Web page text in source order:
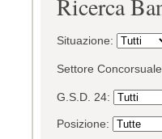
Ricerca
Situazione:
Settore
G.S.D. 24:
Posizione: